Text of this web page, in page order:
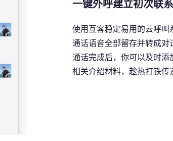
一键外呼建立初次联
使用互客稳定易用的云呼
通话语音全部留存并转成对
通话完成后，你可以及时添
相关介绍材料，趁热打铁传